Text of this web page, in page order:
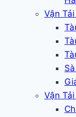
Vận
Vận